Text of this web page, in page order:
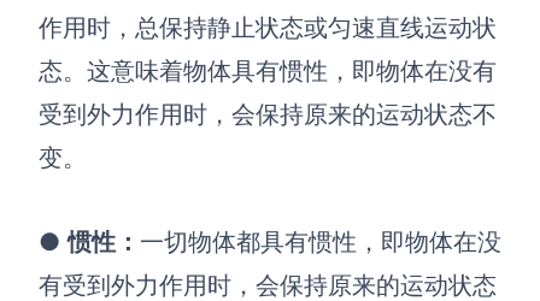
作用时，总保持静止状态或匀速直线运动状
态。这意味着物体具有惯性，即物体在没有
受到外力作用时，会保持原来的运动状态不
变。
●惯性 ： 一切物体都具有惯性，即物体在没
有受到外力作用时，会保持原来的运动状态